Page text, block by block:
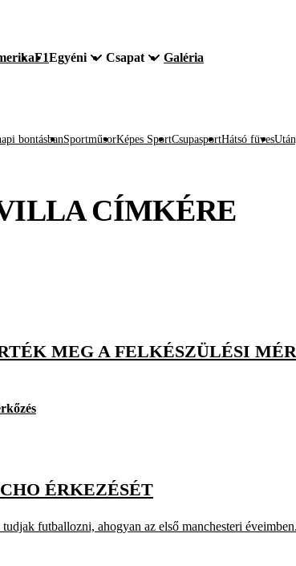
F1Egyéni Csapat Galéria
bontásbanSportműsorKépes SportCsupasportHátsó füves
CÍMKÉRE
MEG A FELKÉSZÜLÉSI
ÉRKEZÉSÉT
futballozni, ahogyan az első manchesteri